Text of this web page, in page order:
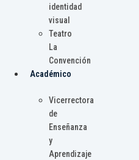
identidad
visual
Teatro
La
Convención
Académico
Vicerrectora
de
Enseñanza
y
Aprendizaje